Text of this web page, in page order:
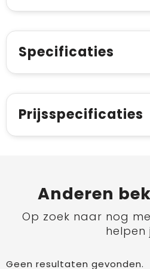
Specificaties
Prijsspecificaties
Anderen
Op zoek naar nog
helpen
Geen resultaten gevonden.